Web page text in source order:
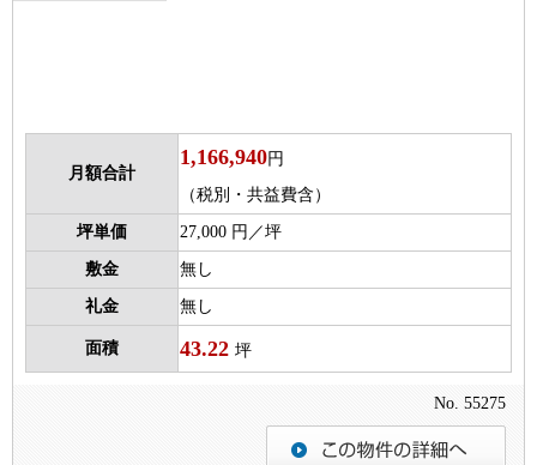
月額合計
1,166,940円
（税別・共益費含）
坪単価 27,000 円／坪
敷金 無し
礼金 無し
面積 43.22 坪
No. 55275